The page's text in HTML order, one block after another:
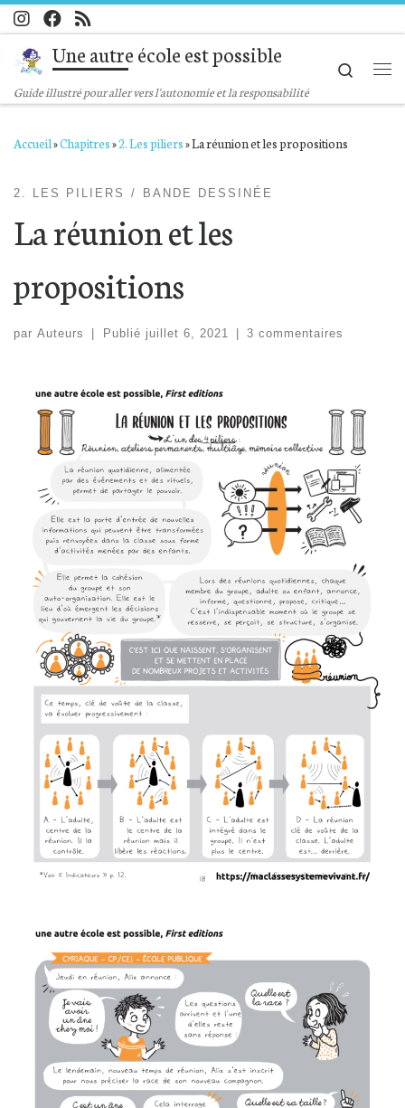
Passer au contenu
Une autre école est possible
Guide illustré pour aller vers l'autonomie et la responsabilité
Search
Accueil»Chapitres»2. Les piliers»La réunion et les propositions
2. LES PILIERS BANDE DESSINÉE
La réunion et les
propositions
par Auteurs Publié juillet 6, 2021 3 commentaires